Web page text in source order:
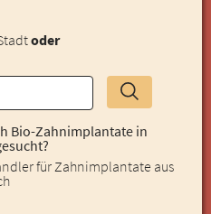
oder
Bio-Zahnimplantate in
für Zahnimplantate aus